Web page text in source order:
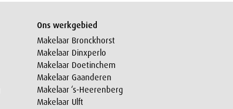
Ons werkgebied
Makelaar Bronckhorst
Makelaar Dinxperlo
Makelaar Doetinchem
Makelaar Gaanderen
Makelaar ‘s-Heerenberg
Makelaar Ulft